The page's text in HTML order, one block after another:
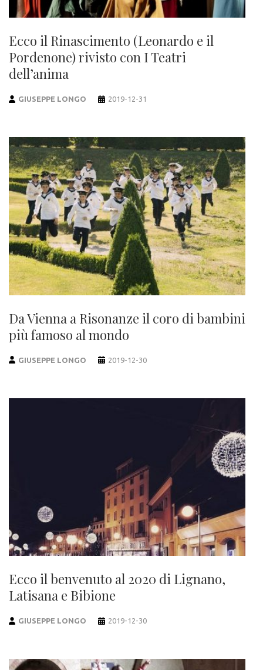
Ecco il Rinascimento (Leonardo e il
Pordenone) rivisto con I Teatri
dell’anima
GIUSEPPE LONGO 2019-12-31
Da Vienna a Risonanze il coro di bambini
più famoso al mondo
GIUSEPPE LONGO 2019-12-30
Ecco il benvenuto al 2020 di Lignano,
Latisana e Bibione
GIUSEPPE LONGO 2019-12-30